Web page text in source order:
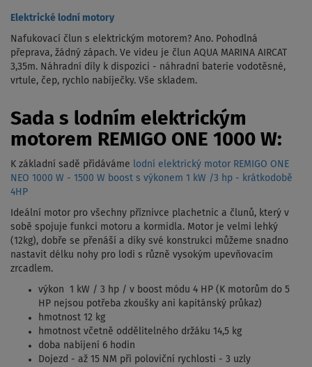
Elektrické lodní motory
Nafukovací člun s elektrickým motorem? Ano. Pohodlná
přeprava, žádný zápach. Ve videu je člun AQUA MARINA AIRCAT
3,35m. Náhradní díly k dispozici - náhradní baterie vodotěsné,
vrtule, čep, rychlo nabíječky. Vše skladem.
Sada s lodním elektrickým
motorem REMIGO ONE 1000 W:
K základní sadě přidáváme
lodní elektrický motor REMIGO ONE
NEO 1000 W - 1500 W boost s výkonem 1 kW /3 hp - krátkodobě
4HP
Ideální motor pro všechny příznivce plachetnic a člunů, který v
sobě spojuje funkci motoru a kormidla. Motor je velmi lehký
(12kg), dobře se přenáší a díky své konstrukci můžeme snadno
nastavit délku nohy pro lodi s různě vysokým upevňovacím
zrcadlem.
výkon 1 kW / 3 hp / v boost módu 4 HP (K motorům do 5
HP nejsou potřeba zkoušky ani kapitánský průkaz)
hmotnost 12 kg
hmotnost včetně oddělitelného držáku 14,5 kg
doba nabíjení 6 hodin
Dojezd - až 15 NM při poloviční rychlosti - 3 uzly